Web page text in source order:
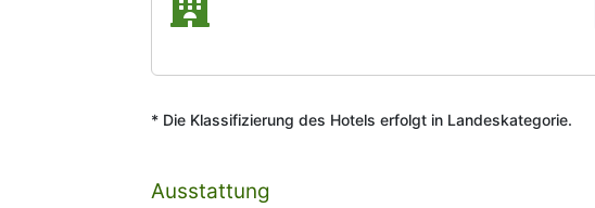
* Die Klassifizierung des Hotels erfolgt in Landeskategorie.
Ausstattung